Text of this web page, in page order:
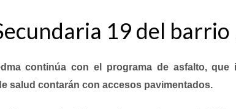
19 del barrio
continúa con el programa de asfalto, que
salud contarán con accesos pavimentados.